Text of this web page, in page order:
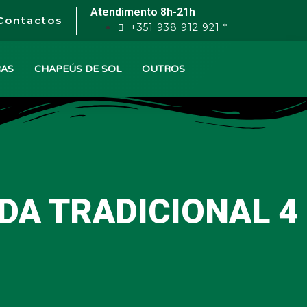
Atendimento 8h-21h
+351 938 912 921 *
CHAPEÚS DE SOL OUTROS
TRADICIONAL 4